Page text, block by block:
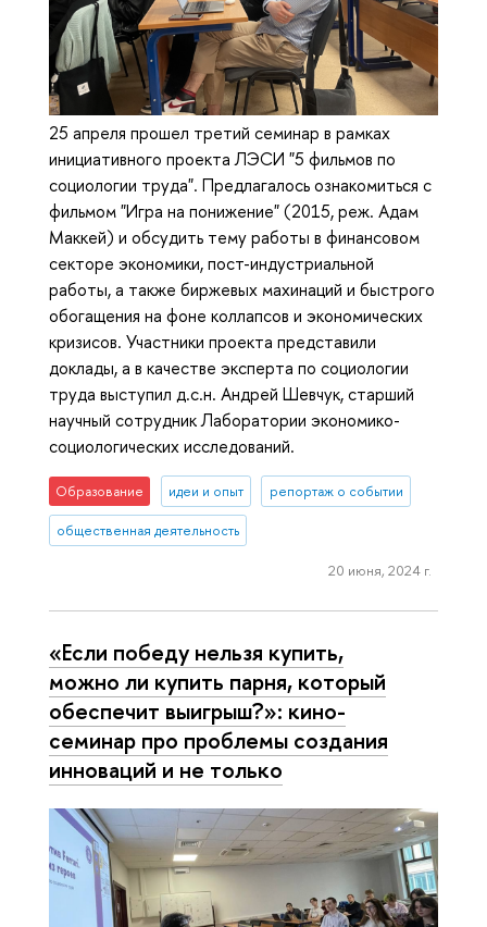
25 апреля прошел третий семинар в рамках
инициативного проекта ЛЭСИ "5 фильмов по
социологии труда". Предлагалось ознакомиться с
фильмом "Игра на понижение" (2015, реж. Адам
Маккей) и обсудить тему работы в финансовом
секторе экономики, пост-индустриальной
работы, а также биржевых махинаций и быстрого
обогащения на фоне коллапсов и экономических
кризисов. Участники проекта представили
доклады, а в качестве эксперта по социологии
труда выступил д.с.н. Андрей Шевчук, старший
научный сотрудник Лаборатории экономико-
социологических исследований.
Образование идеи и опыт репортаж о событии
общественная деятельность
20 июня, 2024 г.
«Если победу нельзя купить,
можно ли купить парня, который
обеспечит выигрыш?»: кино-
семинар про проблемы создания
инноваций и не только